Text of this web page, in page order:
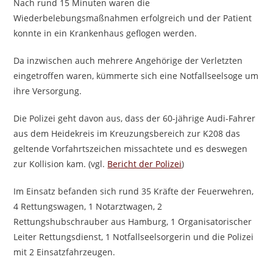
Nach rund 15 Minuten waren die
Wiederbelebungsmaßnahmen erfolgreich und der Patient
konnte in ein Krankenhaus geflogen werden.
Da inzwischen auch mehrere Angehörige der Verletzten
eingetroffen waren, kümmerte sich eine Notfallseelsoge um
ihre Versorgung.
Die Polizei geht davon aus, dass der 60-jährige Audi-Fahrer
aus dem Heidekreis im Kreuzungsbereich zur K208 das
geltende Vorfahrtszeichen missachtete und es deswegen
zur Kollision kam. (vgl. Bericht der Polizei)
Im Einsatz befanden sich rund 35 Kräfte der Feuerwehren,
4 Rettungswagen, 1 Notarztwagen, 2
Rettungshubschrauber aus Hamburg, 1 Organisatorischer
Leiter Rettungsdienst, 1 Notfallseelsorgerin und die Polizei
mit 2 Einsatzfahrzeugen.